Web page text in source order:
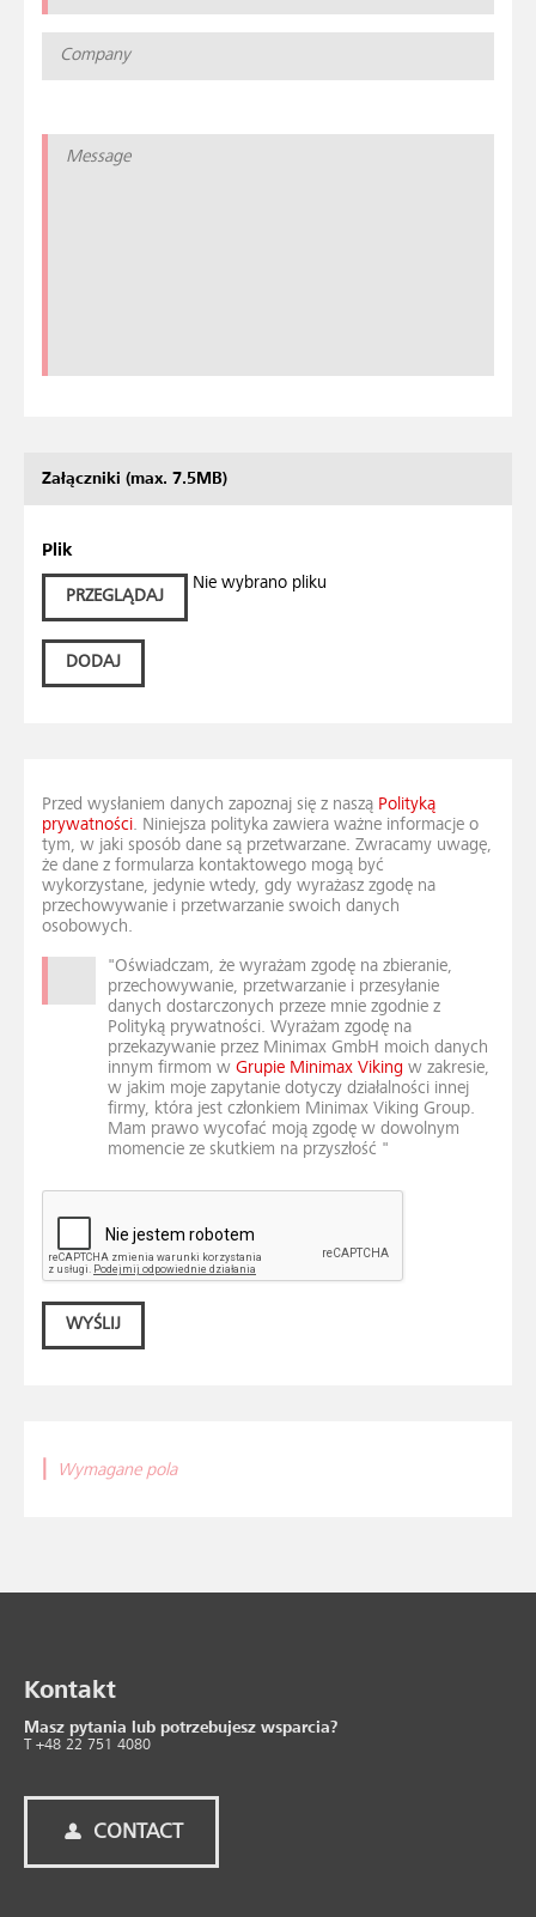
Załączniki (max. 7.5MB)
Plik
PRZEGLĄDAJ
Nie wybrano pliku
DODAJ
Przed wysłaniem danych zapoznaj się z naszą Polityką
prywatności. Niniejsza polityka zawiera ważne informacje o
tym, w jaki sposób dane są przetwarzane. Zwracamy uwagę,
że dane z formularza kontaktowego mogą być
wykorzystane, jedynie wtedy, gdy wyrażasz zgodę na
przechowywanie i przetwarzanie swoich danych
osobowych.
"Oświadczam, że wyrażam zgodę na zbieranie,
przechowywanie, przetwarzanie i przesyłanie
danych dostarczonych przeze mnie zgodnie z
Polityką prywatności. Wyrażam zgodę na
przekazywanie przez Minimax GmbH moich danych
innym firmom w Grupie Minimax Viking w zakresie,
w jakim moje zapytanie dotyczy działalności innej
firmy, która jest członkiem Minimax Viking Group.
Mam prawo wycofać moją zgodę w dowolnym
momencie ze skutkiem na przyszłość "
WYŚLIJ
Wymagane pola
Kontakt
Masz pytania lub potrzebujesz wsparcia?
T +48 22 751 4080
CONTACT